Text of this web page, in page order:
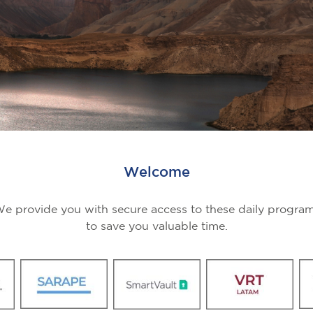
Welcome
provide you with secure access to these daily
to save you valuable time.